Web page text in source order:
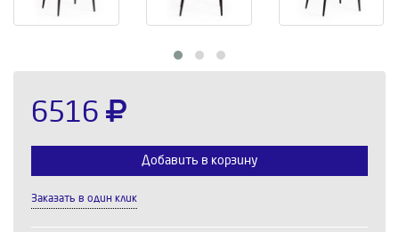
6516
Добавить в корзину
Заказать в один клик